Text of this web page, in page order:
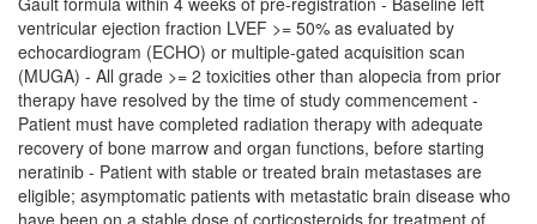
ventricular ejection fraction LVEF >= 50% as evaluated by
echocardiogram (ECHO) or multiple-gated acquisition scan
(MUGA) - All grade >= 2 toxicities other than alopecia from prior
therapy have resolved by the time of study commencement -
Patient must have completed radiation therapy with adequate
recovery of bone marrow and organ functions, before starting
neratinib - Patient with stable or treated brain metastases are
eligible; asymptomatic patients with metastatic brain disease who